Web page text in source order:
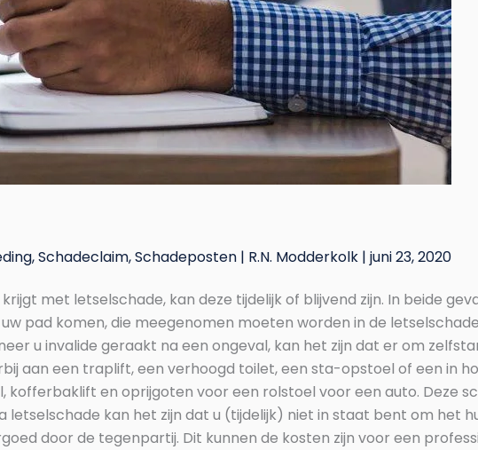
,Schadeclaim,Schadeposten | R.N. Modderkolk | juni 23, 2020
met letselschade, kan deze tijdelijk of blijvend zijn. In beide
pad komen, die meegenomen moeten worden in de
u invalide geraakt na een ongeval, kan het zijn dat er om
aan een traplift, een verhoogd toilet, een sta-opstoel of een in
en oprijgoten voor een rolstoel voor een auto. Deze
letselschade kan het zijn dat u (tijdelijk) niet in staat bent om het
door de tegenpartij. Dit kunnen de kosten zijn voor een